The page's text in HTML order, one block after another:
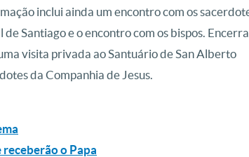
inclui ainda um encontro com os
Santiago e o encontro com os bispos.
visita privada ao Santuário de San Alberto
da Companhia de Jesus.
o Papa